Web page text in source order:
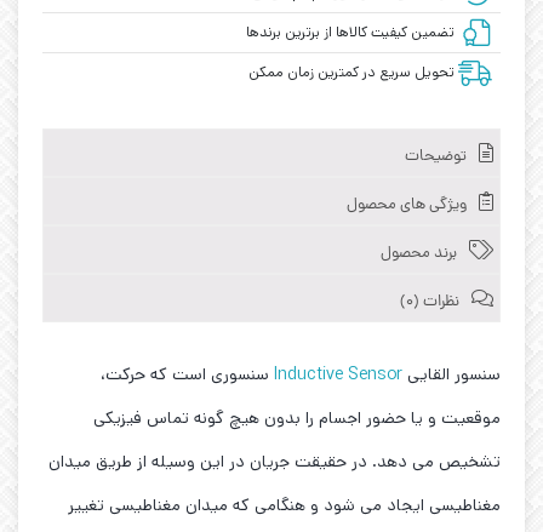
تضمین کیفیت کالاها از برترین برندها
تحویل سریع در کمترین زمان ممکن
توضیحات
ویژگی های محصول
برند محصول
نظرات (0)
سنسور القایی Inductive Sensor سنسوری است که حرکت،
موقعیت و یا حضور اجسام را بدون هیچ گونه تماس فیزیکی
تشخیص می دهد. در حقیقت جریان در این وسیله از طریق میدان
مغناطیسی ایجاد می شود و هنگامی که میدان مغناطیسی تغییر